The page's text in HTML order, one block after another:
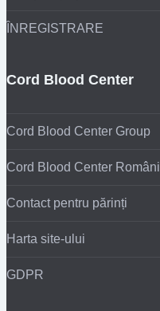
ÎNREGISTRARE
Cord Blood Center
Cord Blood Center Group
Cord Blood Center
Contact pentru părinți
Harta site-ului
GDPR